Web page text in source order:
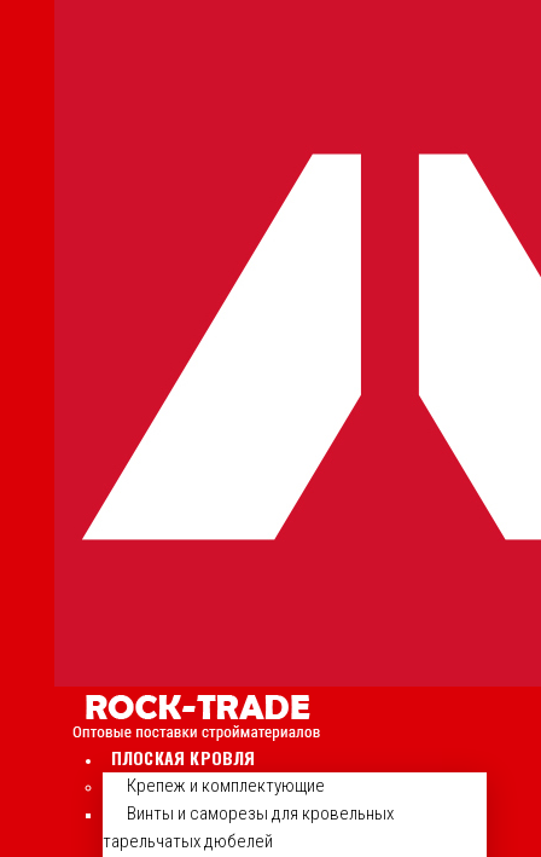
ПЛОСКАЯ КРОВЛЯ
Крепеж и комплектующие
Винты и саморезы для кровельных
тарельчатых дюбелей